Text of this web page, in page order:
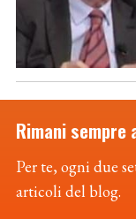
Rimani sempre
Per te, ogni due
articoli del blog.